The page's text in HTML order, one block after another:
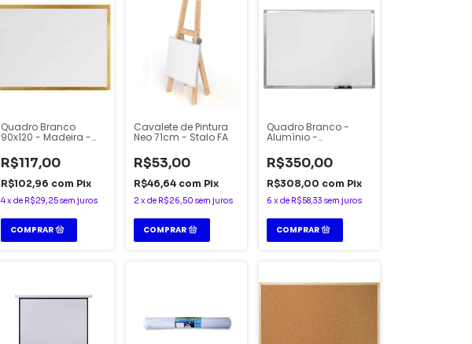
Quadro Branco
90x120 - Madeira -
R$117,00
R$102,96 com Pix
4xde R$29,25sem juros
Cavalete de Pintura
Neo 71cm - Stalo FA
R$53,00
R$46,64 com Pix
2 xde R$26,50 sem juros
Quadro Branco -
Alumínio -
R$350,00
R$308,00 com Pix
6 xde R$58,33 sem juros